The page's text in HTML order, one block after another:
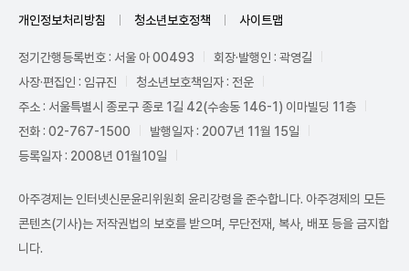
개인정보처리방침 청소년보호정책 사이트맵
정기간행등록번호 : 서울 아 00493
회장·발행인 : 곽영길
사장·편집인 : 임규진
청소년보호책임자 : 전운
주소 : 서울특별시 종로구 종로 1길 42(수송동 146-1) 이마빌딩 11층
전화 : 02-767-1500
발행일자 : 2007년 11월 15일
등록일자 : 2008년 01월10일
아주경제는 인터넷신문윤리위원회 윤리강령을 준수합니다. 아주경제의 모든
콘텐츠(기사)는 저작권법의 보호를 받으며, 무단전재, 복사, 배포 등을 금지합
니다.